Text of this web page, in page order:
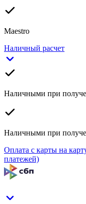
Maestro
Наличный расчет
Наличными при
Наличными при
Оплата с карты на
платежей)